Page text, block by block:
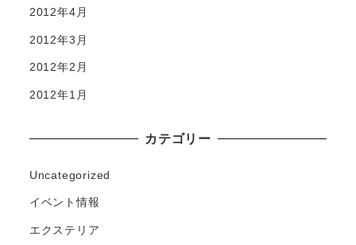
2012年4月
2012年3月
2012年2月
2012年1月
カテゴリー
Uncategorized
イベント情報
エクステリア